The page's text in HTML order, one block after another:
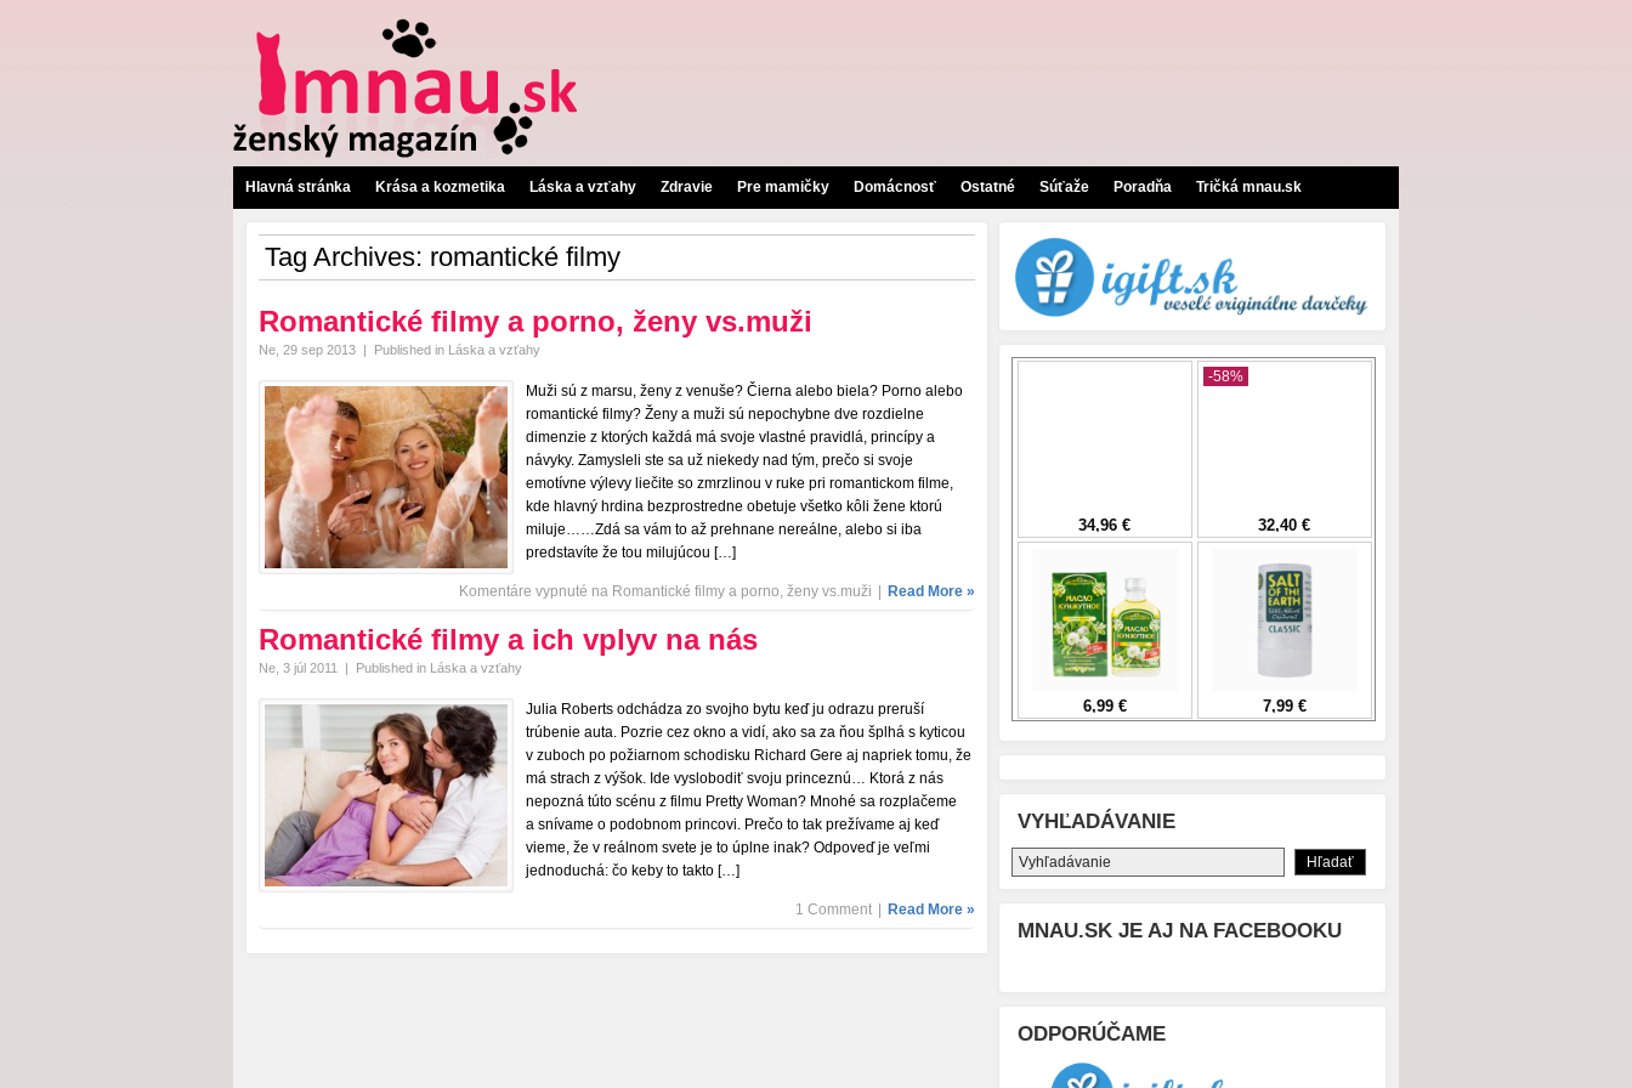
Hlavná stránka Krása a kozmetika Láska a vzťahy Zdravie Pre mamičky Domácnosť Ostatné Súťaže Poradňa Tričká mnau.sk
Tag Archives: romantické filmy
Romantické filmy a porno, ženy vs.muži
Ne, 29 sep 2013 | Published in Láska a vzťahy
Muži sú z marsu, ženy z venuše? Čierna alebo biela? Porno alebo
romantické filmy? Ženy a muži sú nepochybne dve rozdielne
dimenzie z ktorých každá má svoje vlastné pravidlá, princípy a
návyky. Zamysleli ste sa už niekedy nad tým, prečo si svoje
emotívne výlevy liečite so zmrzlinou v ruke pri romantickom filme,
kde hlavný hrdina bezprostredne obetuje všetko kôli žene ktorú
miluje……Zdá sa vám to až prehnane nereálne, alebo si iba
predstavíte že tou milujúcou […]
Komentáre vypnuté na Romantické filmy a porno, ženy vs.muži Read More »
Romantické filmy a ich vplyv na nás
Ne, 3 júl 2011 | Published in Láska a vzťahy
Julia Roberts odchádza zo svojho bytu keď ju odrazu preruší
trúbenie auta. Pozrie cez okno a vidí, ako sa za ňou šplhá s kyticou
v zuboch po požiarnom schodisku Richard Gere aj napriek tomu, že
má strach z výšok. Ide vyslobodiť svoju princeznú… Ktorá z nás
nepozná túto scénu z filmu Pretty Woman? Mnohé sa rozplačeme
a snívame o podobnom princovi. Prečo to tak prežívame aj keď
vieme, že v reálnom svete je to úplne inak? Odpoveď je veľmi
jednoduchá: čo keby to takto […]
1 Comment Read More »
VYHĽADÁVANIE
MNAU.SK JE AJ NA FACEBOOKU
ODPORÚČAME